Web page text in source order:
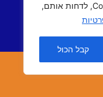
באפשרותך לאשר את השימוש בכל הקובצי Cookie, לדחות אותם,
קבל הכול